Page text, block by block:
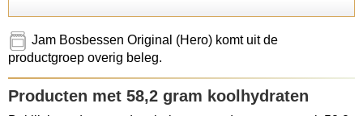
Jam Bosbessen Original (Hero) komt uit de
productgroep overig beleg.
Producten met 58,2 gram koolhydraten